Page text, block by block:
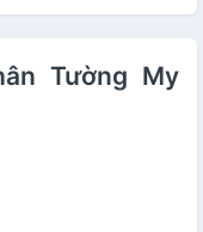
Tường My